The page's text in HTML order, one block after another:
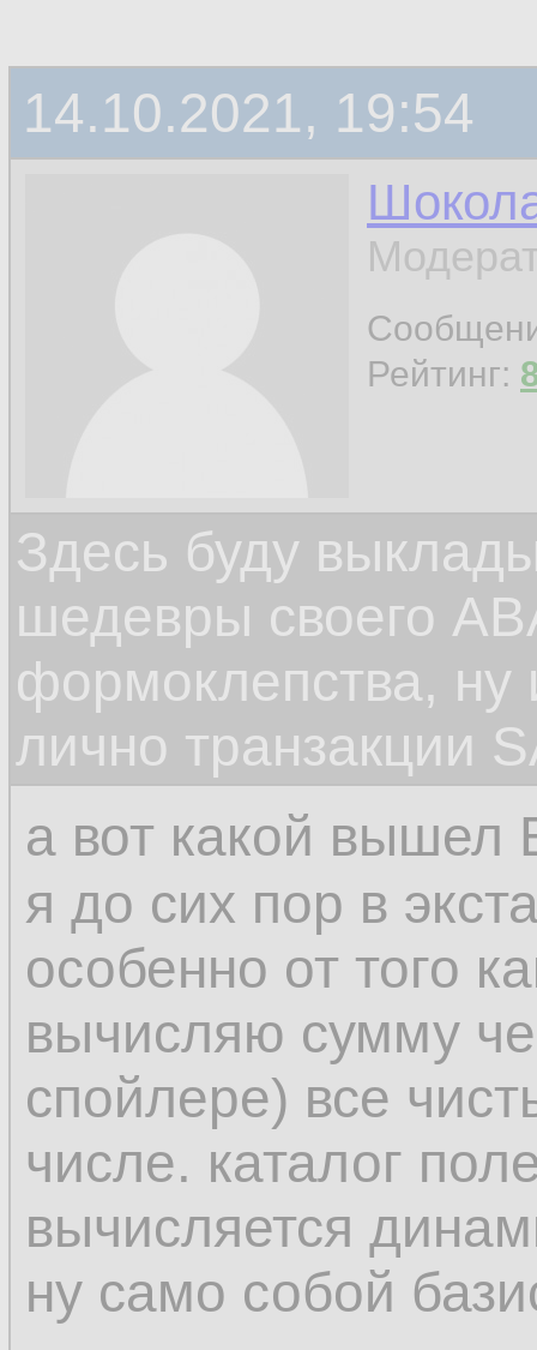
14.10.2021, 19:54
Рейтинг:
Здесь буду
шедевры своего
формоклепства,
лично транзакции
а вот какой вышел
я до сих пор в
особенно от того
вычисляю сумму
спойлере) все
числе. каталог
вычисляется
ну само собой